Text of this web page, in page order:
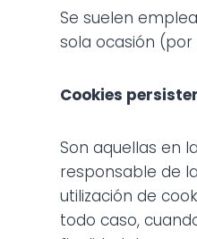
Se suelen
sola ocasión
Cookies
Son aquellas en
responsable de
utilización de
todo caso,